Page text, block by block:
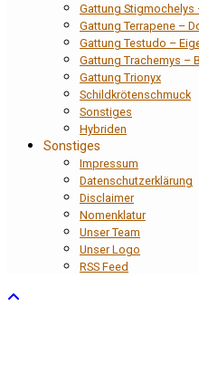
Gattung Stigmochelys
Gattung Terrapene –
Gattung Testudo –
Gattung Trachemys –
Gattung Trionyx
Schildkrötenschmuck
Sonstiges
Hybriden
Sonstiges
Impressum
Datenschutzerklärung
Disclaimer
Nomenklatur
Unser Team
Unser Logo
RSS Feed